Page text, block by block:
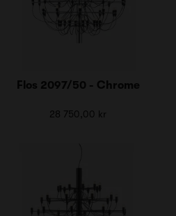
Flos 2097/50 - Chrome
28 750,00 kr